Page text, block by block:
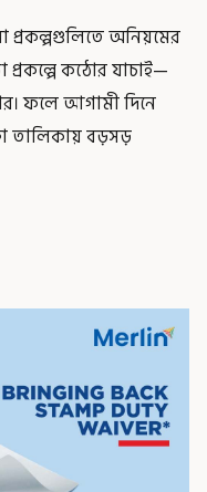
প্রকল্পগুলিতে অনিয়মের
কঠোর যাচাই—
ফলে আগামী দিনে
তালিকায় বড়সড়